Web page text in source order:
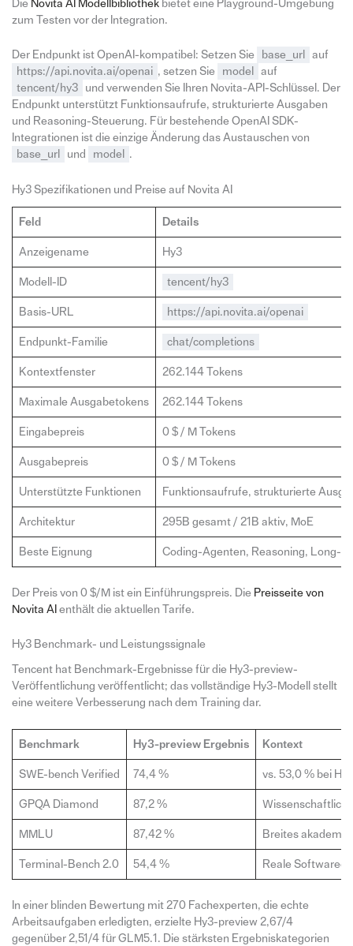
Die Novita AI Modellbibliothekbietet eine Playground-Umgebung
zum Testen vor der Integration.
Der Endpunkt ist OpenAI-kompatibel: Setzen Sie base_url
auf
https://api.novita.ai/openai , setzen Sie model
auf
tencent/hy3
und verwenden Sie Ihren Novita-API-Schlüssel. Der
Endpunkt unterstützt Funktionsaufrufe, strukturierte Ausgaben
und Reasoning-Steuerung. Für bestehende OpenAI SDK-
Integrationen ist die einzige Änderung das Austauschen von
base_url
und model .
Hy3 Spezifikationen und Preise auf Novita AI
Feld Details
Anzeigename Hy3
Modell-ID tencent/hy3
Basis-URL https://api.novita.ai/openai
Endpunkt-Familie chat/completions
Kontextfenster 262.144 Tokens
Maximale Ausgabetokens 262.144 Tokens
Eingabepreis 0 $ / M Tokens
Ausgabepreis 0 $ / M Tokens
Unterstützte Funktionen Funktionsaufrufe, strukturierte
Architektur 295B gesamt / 21B aktiv, MoE
Beste Eignung Coding-Agenten, Reasoning, Long-
Der Preis von 0 $/M ist ein Einführungspreis. Die Preisseite von
Novita AI enthält die aktuellen Tarife.
Hy3 Benchmark- und Leistungssignale
Tencent hat Benchmark-Ergebnisse für die Hy3-preview-
Veröffentlichung veröffentlicht; das vollständige Hy3-Modell stellt
eine weitere Verbesserung nach dem Training dar.
Benchmark Hy3-preview Ergebnis Kontext
SWE-bench Verified 74,4 % vs. 53,0 % bei
GPQA Diamond 87,2 %
MMLU 87,42 % Breites
Terminal-Bench 2.0 54,4 % Reale
In einer blinden Bewertung mit 270 Fachexperten, die echte
Arbeitsaufgaben erledigten, erzielte Hy3-preview 2,67/4
gegenüber 2,51/4 für GLM5.1. Die stärksten Ergebniskategorien